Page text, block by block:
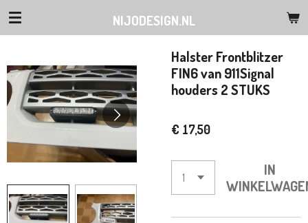
Ga
de
hoofdinhoud
NIJODESIGN.NL
Halster Frontblitzer
FIN6 van 911Signal
houders 2 STUKS
€ 17,50
IN